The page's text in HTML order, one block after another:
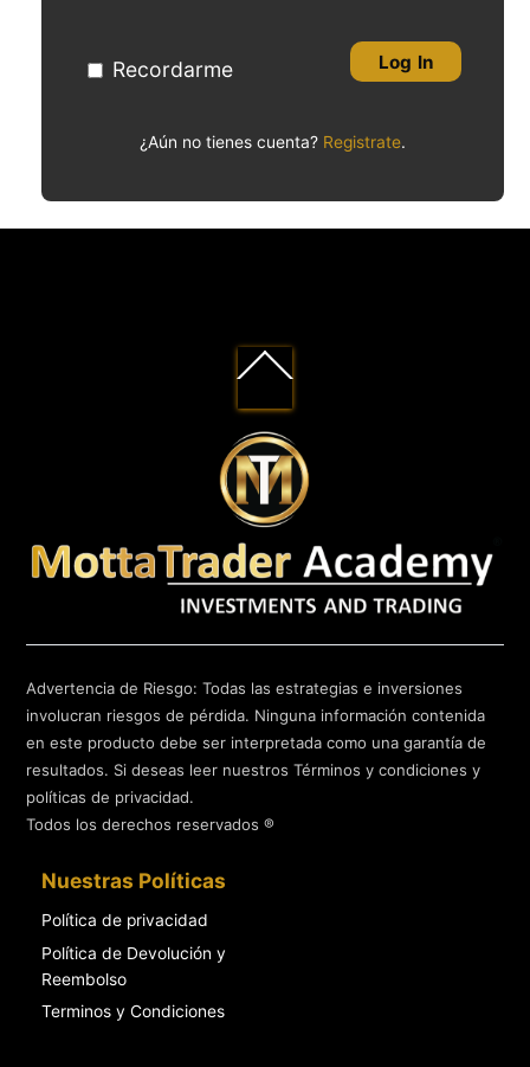
Recordarme Log In
¿Aún no tienes cuenta? Registrate.
To
Advertencia de Riesgo: Todas las estrategias e inversiones
involucran riesgos de pérdida. Ninguna información contenida
en este producto debe ser interpretada como una garantía de
resultados. Si deseas leer nuestros Términos y condiciones y
políticas de privacidad.
Todos los derechos reservados ®
Nuestras Políticas
Política de privacidad
Política de Devolución y
Reembolso
Terminos y Condiciones